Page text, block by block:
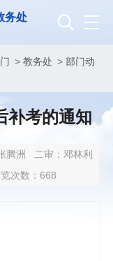
务处
> 教务处 > 部门动
补考的通知
腾洲 二审： 邓林利
次数： 668